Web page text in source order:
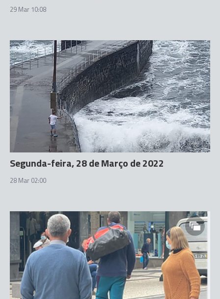
29 Mar 10:08
Segunda-feira, 28 de Março de 2022
28 Mar 02:00